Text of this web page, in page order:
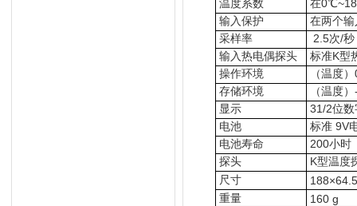
温度系数
在0℃~18
输入保护
在两个
采样率
2.5次/秒
输入热电偶探头
标准K型
操作环境
（温度
存储环境
（温度
显示
31/2位数
电池
标准 9V
电池寿命
200小时
探头
K型温度
尺寸
重量
160 g